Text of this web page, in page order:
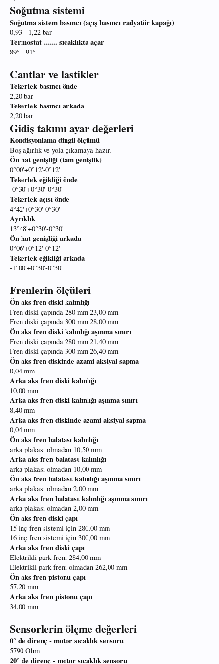
Soğutma sistemi
Soğutma sistem basıncı (açış basıncı radyatör kapağı)
0,93 - 1,22 bar
Termostat ....... sıcaklıkta açar
89° - 91°
Cantlar ve lastikler
Tekerlek basıncı önde
2,20 bar
Tekerlek basıncı arkada
2,20 bar
Gidiş takımı ayar değerleri
Kondisyonlama dingil ölçümü
Boş ağırlık ve yola çıkamaya hazır.
Ön hat genişliği (tam genişlik)
0°00'+0°12'-0°12'
Tekerlek eğikliği önde
-0°30'+0°30'-0°30'
Tekerlek açısı önde
4°42'+0°30'-0°30'
Ayrıklık
13°48'+0°30'-0°30'
Ön hat genişliği arkada
0°06'+0°12'-0°12'
Tekerlek eğikliği arkada
-1°00'+0°30'-0°30'
Frenlerin ölçüleri
Ön aks fren diski kalınlığı
Fren diski çapında 280 mm 23,00 mm
Fren diski çapında 300 mm 28,00 mm
Ön aks fren diski kalınlığı aşınma sınırı
Fren diski çapında 280 mm 21,40 mm
Fren diski çapında 300 mm 26,40 mm
Ön aks fren diskinde azami aksiyal sapma
0,04 mm
Arka aks fren diski kalınlığı
10,00 mm
Arka aks fren diski kalınlığı aşınma sınırı
8,40 mm
Arka aks fren diskinde azami aksiyal sapma
0,04 mm
Ön aks fren balatası kalınlığı
arka plakası olmadan 10,50 mm
Arka aks fren balatasι kalınlığı
arka plakası olmadan 10,00 mm
Ön aks fren balatasι kalınlığı aşınma sınırı
arka plakası olmadan 2,00 mm
Arka aks fren balatasι kalınlığı aşınma sınırı
arka plakası olmadan 2,00 mm
Ön aks fren diski çapı
15 inç fren sistemi için 280,00 mm
16 inç fren sistemi için 300,00 mm
Arka aks fren diski çapı
Elektrikli park freni 284,00 mm
Elektrikli park freni olmadan 262,00 mm
Ön aks fren pistonu çapı
57,20 mm
Arka aks fren pistonu çapı
34,00 mm
Sensorlerin ölçme değerleri
0° de direnç - motor sıcaklık sensoru
5790 Ohm
20° de direnç - motor sıcaklık sensoru